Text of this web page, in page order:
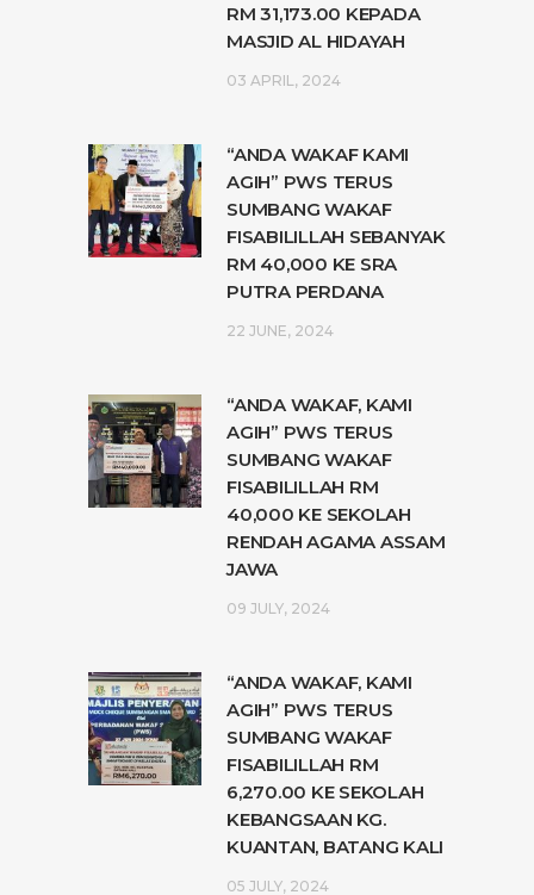
RM 31,173.00 KEPADA
MASJID AL HIDAYAH
03 APRIL, 2024
“ANDA WAKAF KAMI
AGIH” PWS TERUS
SUMBANG WAKAF
FISABILILLAH SEBANYAK
RM 40,000 KE SRA
PUTRA PERDANA
22 JUNE, 2024
“ANDA WAKAF, KAMI
AGIH” PWS TERUS
SUMBANG WAKAF
FISABILILLAH RM
40,000 KE SEKOLAH
RENDAH AGAMA ASSAM
JAWA
09 JULY, 2024
“ANDA WAKAF, KAMI
AGIH” PWS TERUS
SUMBANG WAKAF
FISABILILLAH RM
6,270.00 KE SEKOLAH
KEBANGSAAN KG.
KUANTAN, BATANG KALI
05 JULY, 2024